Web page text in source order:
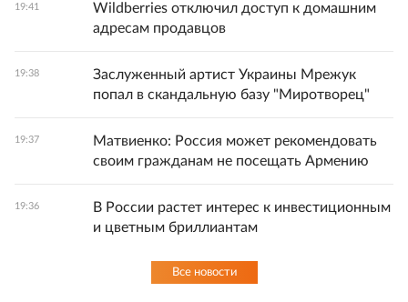
19:41
Wildberries отключил доступ к домашним
адресам продавцов
19:38
Заслуженный артист Украины Мрежук
попал в скандальную базу "Миротворец"
19:37
Матвиенко: Россия может рекомендовать
своим гражданам не посещать Армению
19:36
В России растет интерес к инвестиционным
и цветным бриллиантам
Все новости